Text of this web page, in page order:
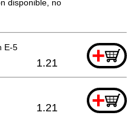
disponible, no se puede pedir
E-5 +
1.21
+
1.21